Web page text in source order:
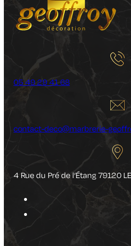
05 49 29 41 68
contact-deco@marbrerie-
4 Rue du Pré de l’Étang 79120